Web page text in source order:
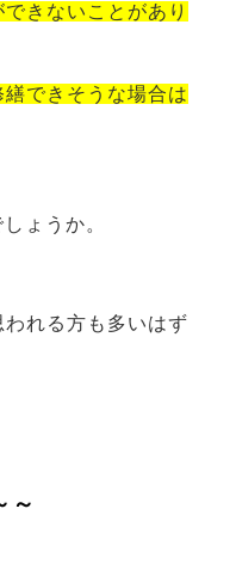
きないことがあり
できそうな場合は
ょうか。
れる方も多いはず
～